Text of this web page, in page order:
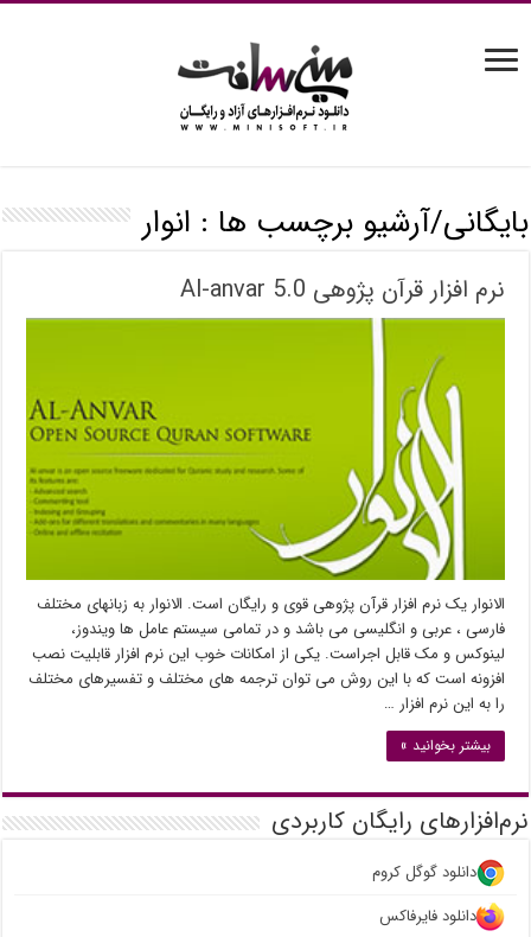
بایگانی/آرشیو برچسب ها : انوار
نرم افزار قرآن پژوهی Al-anvar 5.0
الانوار یک نرم افزار قرآن پژوهی قوی و رایگان است. الانوار به زبانهای مختلف
فارسی ، عربی و انگلیسی می باشد و در تمامی سیستم عامل ها ویندوز،
لینوکس و مک قابل اجراست. یکی از امکانات خوب این نرم افزار قابلیت نصب
افزونه است که با این روش می توان ترجمه های مختلف و تفسیرهای مختلف
را به این نرم افزار …
بیشتر بخوانید »
نرم‌افزارهای رایگان کاربردی
دانلود گوگل کروم
دانلود فایرفاکس